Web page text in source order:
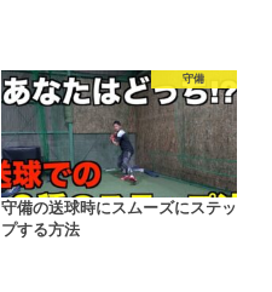
守備
守備の送球時にスムーズにステッ
プする方法